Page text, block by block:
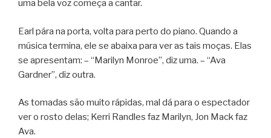
uma bela voz começa a cantar.
Earl pára na porta, volta para perto do piano. Quando a
música termina, ele se abaixa para ver as tais moças. Elas
se apresentam: – “Marilyn Monroe”, diz uma. – “Ava
Gardner”, diz outra.
As tomadas são muito rápidas, mal dá para o espectador
ver o rosto delas; Kerri Randles faz Marilyn, Jon Mack faz
Ava.